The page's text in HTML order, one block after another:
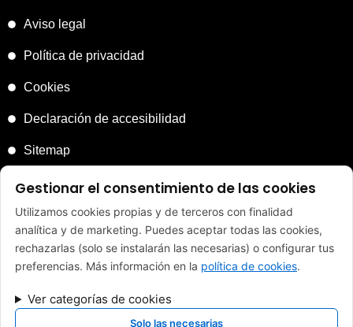
Aviso legal
Política de privacidad
Cookies
Declaración de accesibilidad
Sitemap
FINANCIADO POR LA UNIÓN EUROPEA CON EL PROGRAMA
KIT DIGITAL POR LOS FONDOS NEXT GENERATION (EU) DEL
MECANISMO DE RECUPERACIÓN Y RESILENCIA
Gestionar el consentimiento de las cookies
Utilizamos cookies propias y de terceros con finalidad
analítica y de marketing. Puedes aceptar todas las cookies,
rechazarlas (solo se instalarán las necesarias) o configurar tus
preferencias. Más información en la política de cookies.
Ver categorías de cookies
Solo las necesarias